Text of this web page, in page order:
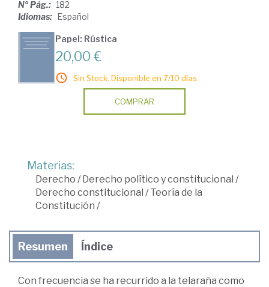
Nº Pág.: 182
Idiomas: Español
Papel: Rústica
20,00 €
Sin Stock. Disponible en 7/10 días.
COMPRAR
Materias:
Derecho /Derecho político y constitucional /
Derecho constitucional /Teoría de la
Constitución /
Resumen Índice
Con frecuencia se ha recurrido a la telaraña como